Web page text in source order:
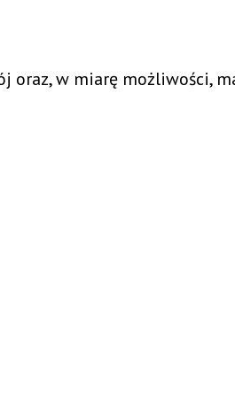
oraz, w miarę możliwości,